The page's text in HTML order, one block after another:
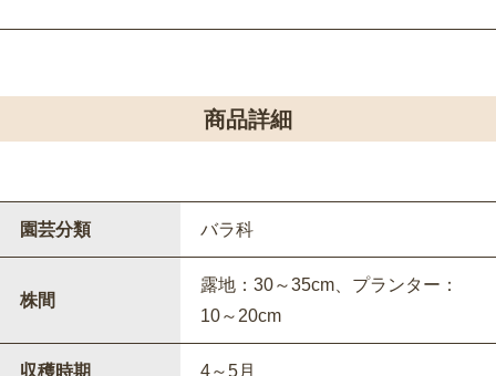
商品詳細
園芸分類 バラ科
株間
露地：30～35cm、プランター：
10～20cm
収穫時期 4～5月